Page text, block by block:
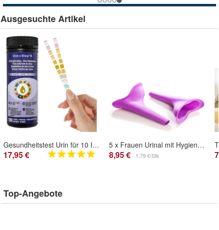
Ausgesuchte Artikel
Gesundheitstest Urin für 10 Indikatoren - Blasenentzündung/Harnwegsinfekte
17,95 €
5 x Frauen Urinal mit Hygienebeutel - Urinella
8,95 € 1,79 €/Stk
Top-Angebote